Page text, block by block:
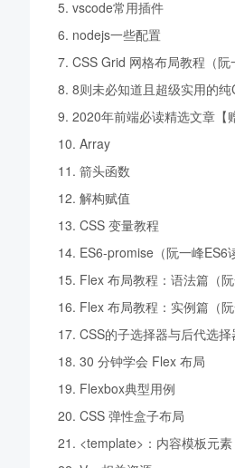
5. vscode常用插件
6. nodejs一些配置
7.
8.
9.
10. Array
11. 箭头函数
12. 解构赋值
13. CSS 变量教程
14.
15.
16.
17.
18. 30 分钟学会 Flex 布局
19. Flexbox典型用例
20. CSS 弹性盒子布局
21. <template>：内容模板元素